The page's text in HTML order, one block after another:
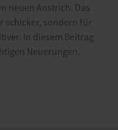
neuen Anstrich. Das
schicker, sondern für
In diesem Beitrag
Neuerungen.